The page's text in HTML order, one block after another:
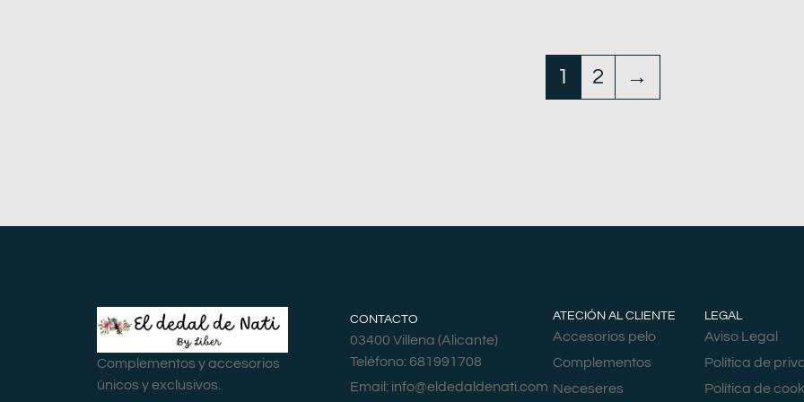
1 2 →
Complementos y accesorios
únicos y exclusivos.
CONTACTO
03400 Villena (Alicante)
Teléfono: 681991708
Email: info@eldedaldenati.com
ATECIÓN AL CLIENTE
Accesorios pelo
Complementos
Neceseres
LEGAL
Aviso Legal
Política de
Política de